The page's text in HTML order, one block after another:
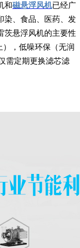
和磁悬浮风机已经广
染、食品、医药、发
茨悬浮风机的主要性
，低噪环保（无润
需定期更换滤芯滤